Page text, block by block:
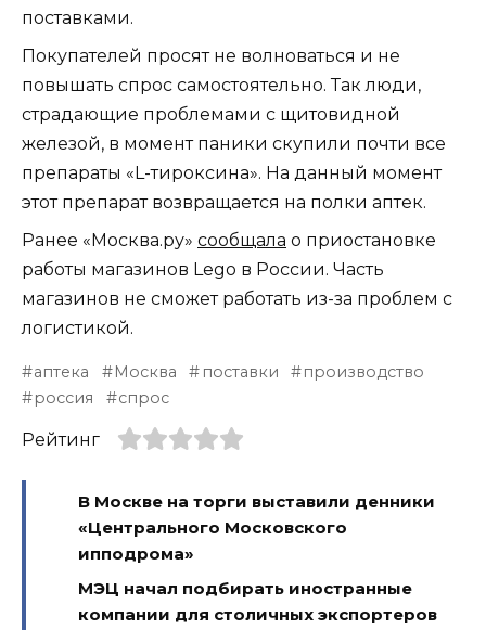
поставками.
Покупателей просят не волноваться и не
повышать спрос самостоятельно. Так люди,
страдающие проблемами с щитовидной
железой, в момент паники скупили почти все
препараты «L-тироксина». На данный момент
этот препарат возвращается на полки аптек.
Ранее «Москва.ру» сообщала о приостановке
работы магазинов Lego в России. Часть
магазинов не сможет работать из-за проблем с
логистикой.
аптека Москва поставки
производство
россия
спрос
Рейтинг
В Москве на торги выставили денники
«Центрального Московского
ипподрома»
МЭЦ начал подбирать иностранные
компании для столичных экспортеров